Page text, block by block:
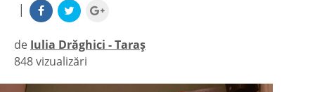
|
de Iulia Drăghici - Taraș
|
848 vizualizări